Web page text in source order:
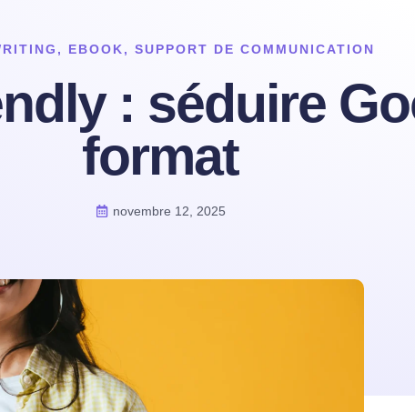
, EBOOK, SUPPORT DE COMMUNICATION
: séduire
format
novembre 12, 2025